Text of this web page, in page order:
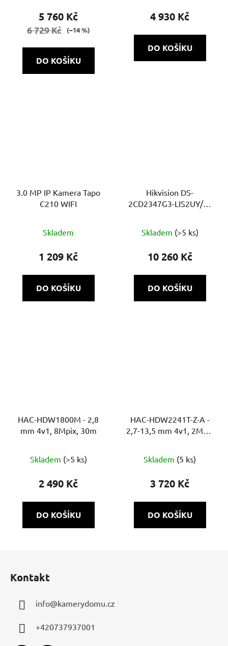
produktu
je
5
5 760 Kč
6 729 Kč (–14 %)
DO KOŠÍKU
4 930 Kč
DO KOŠÍKU
3.0 MP IP Kamera Tapo
C210 WIFI
Skladem
1 209 Kč
DO KOŠÍKU
Hikvision DS-
2CD2347G3-LIS2UY/SL
Skladem (>5 ks)
10 260 Kč
DO KOŠÍKU
HAC-HDW1800M - 2,8
mm 4v1, 8Mpix, 30m
Skladem (>5 ks)
2 490 Kč
DO KOŠÍKU
HAC-HDW2241T-Z-A -
2,7-13,5 mm 4v1, 2Mpix
Skladem (5 ks)
3 720 Kč
DO KOŠÍKU
Kontakt
info@kamerydomu.cz
+420737937001